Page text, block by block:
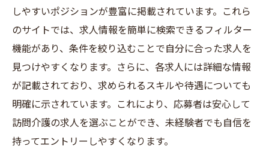
しやすいポジションが豊富に掲載されています。これら
のサイトでは、求人情報を簡単に検索できるフィルター
機能があり、条件を絞り込むことで自分に合った求人を
見つけやすくなります。さらに、各求人には詳細な情報
が記載されており、求められるスキルや待遇についても
明確に示されています。これにより、応募者は安心して
訪問介護の求人を選ぶことができ、未経験者でも自信を
持ってエントリーしやすくなります。